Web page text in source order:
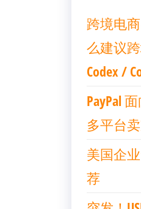
跨境电
么建议
Codex /
PayPal
多平台
美国企
荐